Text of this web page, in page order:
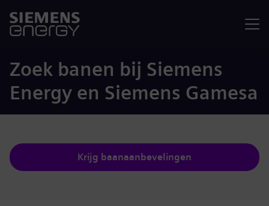
Zoek banen bij Siemens
Energy en Siemens Gamesa
Krijg baanaanbevelingen